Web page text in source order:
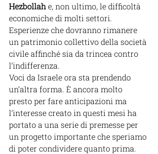
Hezbollah e, non ultimo, le difficoltà
economiche di molti settori.
Esperienze che dovranno rimanere
un patrimonio collettivo della società
civile affinché sia da trincea contro
l’indifferenza.
Voci da Israele ora sta prendendo
un’altra forma. È ancora molto
presto per fare anticipazioni ma
l’interesse creato in questi mesi ha
portato a una serie di premesse per
un progetto importante che speriamo
di poter condividere quanto prima.